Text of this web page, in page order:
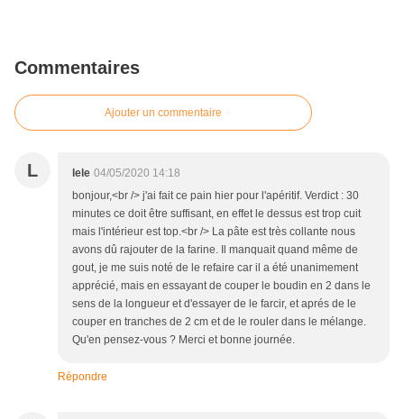
Commentaires
Ajouter un commentaire
L lele 04/05/2020 14:18
bonjour,<br /> j'ai fait ce pain hier pour l'apéritif. Verdict : 30
minutes ce doit être suffisant, en effet le dessus est trop cuit
mais l'intérieur est top.<br /> La pâte est très collante nous
avons dû rajouter de la farine. Il manquait quand même de
gout, je me suis noté de le refaire car il a été unanimement
apprécié, mais en essayant de couper le boudin en 2 dans le
sens de la longueur et d'essayer de le farcir, et aprés de le
couper en tranches de 2 cm et de le rouler dans le mélange.
Qu'en pensez-vous ? Merci et bonne journée.
Répondre